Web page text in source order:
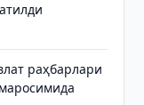
раҳбарлари